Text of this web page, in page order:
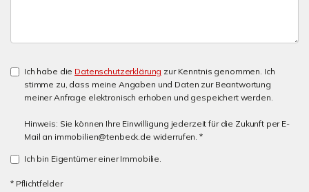
Ich habe die Datenschutzerklärung zur Kenntnis genommen. Ich
stimme zu, dass meine Angaben und Daten zur Beantwortung
meiner Anfrage elektronisch erhoben und gespeichert werden.
Hinweis: Sie können Ihre Einwilligung jederzeit für die Zukunft per E-
Mail an immobilien@tenbeck.de widerrufen. *
Ich bin Eigentümer einer Immobilie.
* Pflichtfelder